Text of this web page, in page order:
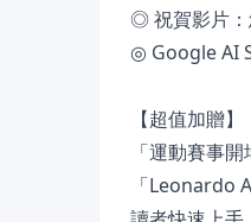
◎ 祝賀影片：
◎ Google AI
【超值加贈】
「運動賽事
「Leonardo